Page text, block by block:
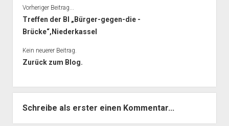
Vorheriger Beitrag...
Treffen der BI „Bürger-gegen-die -
Brücke“,Niederkassel
Kein neuerer Beitrag.
Zurück zum Blog.
Schreibe als erster einen Kommentar...